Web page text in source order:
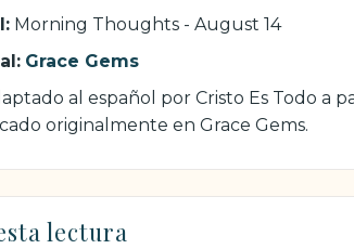
Morning Thoughts - August 14
Grace Gems
al español por Cristo Es Todo a
originalmente en Grace Gems.
lectura